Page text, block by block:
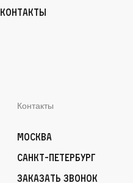
Контакты
Контакты
Москва
Санкт-Петербург
Заказать звонок